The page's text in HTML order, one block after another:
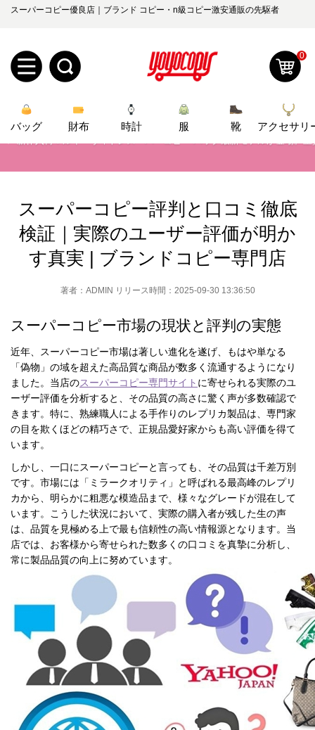
スーパーコピー優良店｜ブランド コピー・n級コピー激安通販の先駆者
規
録
ロ
ー
ら
2026人気特集
バッグ
財布
時計
服
ズボン
衣装セット
靴
住まい用品
アクセサリー
ベルト
スカーフ
アイフォーンケ
ース
小物
最
新
製
品
お
め
品
0
バッグ 財布 時計 服 靴 アクセサリ
新作入荷！ルイ・ヴィトンスーパーコピー バッグ最新モデルが登場。
当店は正真正銘のn級スーパーコピーのみ取扱い。最高品質の再現度を
2026春の新作続々更新中！期間中のご注文でお得な割引をご利用いただ
📢 新作入荷！ルイ・ヴィトンスーパーコピー バッグ最新モデルが登場。
スーパーコピー評判と口コミ徹底
検証｜実際のユーザー評価が明か
す真実 | ブランドコピー専門店
著者：ADMIN リリース時間：2025-09-30 13:36:50
スーパーコピー市場の現状と評判の実態
近年、スーパーコピー市場は著しい進化を遂げ、もはや単なる
「偽物」の域を超えた高品質な商品が数多く流通するようになり
ました。当店のスーパーコピー専門サイト に寄せられる実際のユ
ーザー評価を分析すると、その品質の高さに驚く声が多数確認で
きます。特に、熟練職人による手作りのレプリカ製品は、専門家
の目を欺くほどの精巧さで、正規品愛好家からも高い評価を得て
います。
しかし、一口にスーパーコピーと言っても、その品質は千差万別
です。市場には「ミラークオリティ」と呼ばれる最高峰のレプリ
カから、明らかに粗悪な模造品まで、様々なグレードが混在して
います。こうした状況において、実際の購入者が残した生の声
は、品質を見極める上で最も信頼性の高い情報源となります。当
店では、お客様から寄せられた数多くの口コミを真摯に分析し、
常に製品品質の向上に努めています。